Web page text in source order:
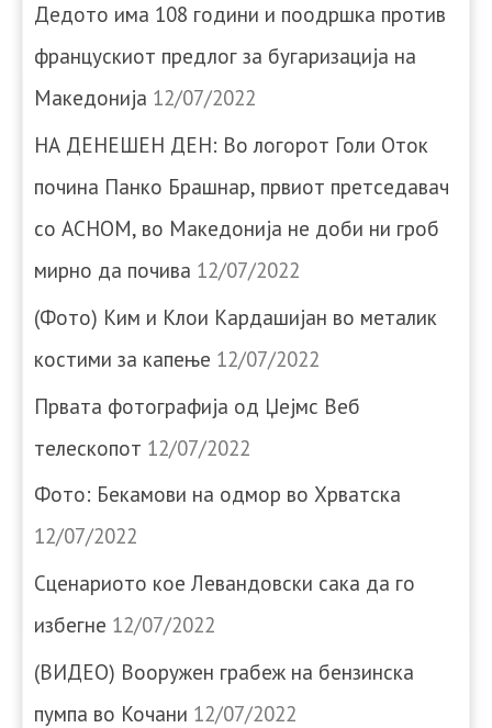
Дедото има 108 години и поодршка против
францускиот предлог за бугаризација на
Македонија 12/07/2022
НА ДЕНЕШЕН ДЕН: Во логорот Голи Оток
почина Панко Брашнар, првиот претседавач
со АСНОМ, во Македонија не доби ни гроб
мирно да почива 12/07/2022
(Фото) Ким и Клои Кардашијан во металик
костими за капење 12/07/2022
Првата фотографија од Џејмс Веб
телескопот 12/07/2022
Фото: Бекамови на одмор во Хрватска
12/07/2022
Сценариото кое Левандовски сака да го
избегне 12/07/2022
(ВИДЕО) Вооружен грабеж на бензинска
пумпа во Кочани 12/07/2022